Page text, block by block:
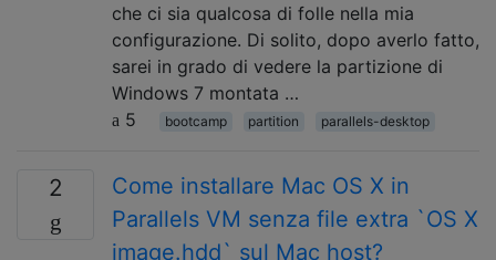
che ci sia qualcosa di folle nella mia
configurazione. Di solito, dopo averlo fatto,
sarei in grado di vedere la partizione di
Windows 7 montata …
5
bootcamp partition parallels-desktop
2
Come installare Mac OS X in
Parallels VM senza file extra `OS X
image.hdd` sul Mac host?